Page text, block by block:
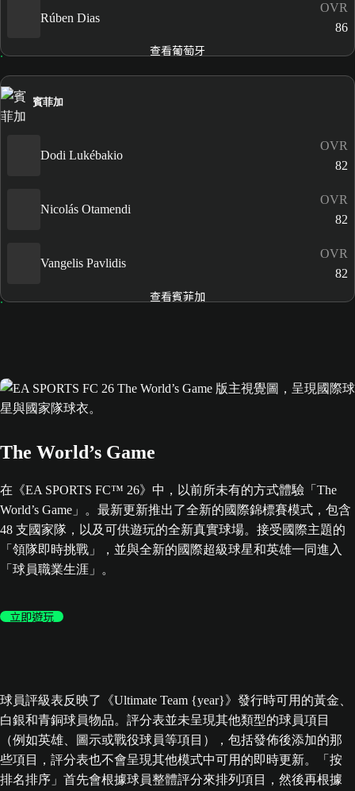
Rúben Dias
OVR
86
查看葡萄牙
賓菲加
Dodi Lukébakio
OVR
82
Nicolás Otamendi
OVR
82
Vangelis Pavlidis
OVR
82
查看賓菲加
The World’s Game
在《EA SPORTS FC™ 26》中，以前所未有的方式體驗「The
World’s Game」。最新更新推出了全新的國際錦標賽模式，包含
48 支國家隊，以及可供遊玩的全新真實球場。接受國際主題的
「領隊即時挑戰」，並與全新的國際超級球星和英雄一同進入
「球員職業生涯」。
立即遊玩
球員評級表反映了《Ultimate Team {year}》發行時可用的黃金、
白銀和青銅球員物品。評分表並未呈現其他類型的球員項目
（例如英雄、圖示或戰役球員等項目），包括發佈後添加的那
些項目，評分表也不會呈現其他模式中可用的即時更新。「按
排名排序」首先會根據球員整體評分來排列項目，然後再根據